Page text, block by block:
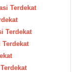
Terdekat
Terdekat
Terdekat